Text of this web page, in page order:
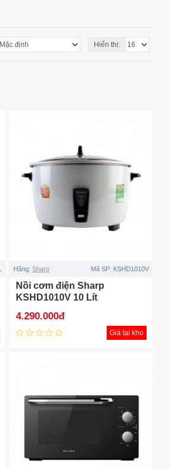
Hiển thị:
Hãng: Sharp Mã SP: KSHD1010V
Nồi cơm điện Sharp
KSHD1010V 10 Lít
4.290.000đ
Giá tại kho